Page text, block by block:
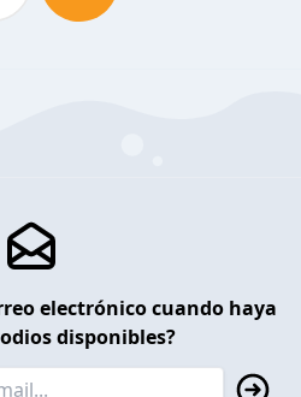
electrónico cuando haya
disponibles?